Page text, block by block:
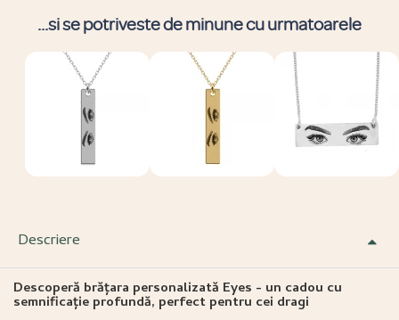
...si se potriveste de minune cu urmatoarele
Descriere
Descoperă brățara personalizată Eyes - un cadou cu
semnificație profundă, perfect pentru cei dragi